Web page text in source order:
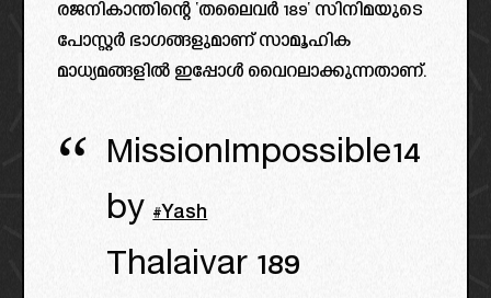
രജനികാന്തിന്റെ ‘തലൈവർ 189‘ സിനിമയുടെ
പോസ്റ്റർ ഭാഗങ്ങളുമാണ് സാമൂഹിക
മാധ്യമങ്ങളിൽ ഇപ്പോൾ വൈറലാക്കുന്നതാണ്.
MissionImpossible14
by#Yash
Thalaivar 189